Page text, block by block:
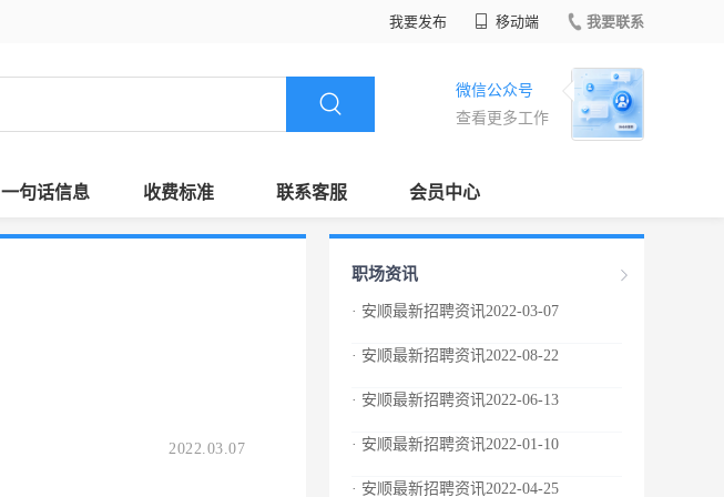
我要发布 移动端 我要联系
微信公众号
查看更多工作
一句话信息 收费标准 联系客服 会员中心
2022.03.07
职场资讯
· 安顺最新招聘资讯2022-03-07
· 安顺最新招聘资讯2022-08-22
· 安顺最新招聘资讯2022-06-13
· 安顺最新招聘资讯2022-01-10
· 安顺最新招聘资讯2022-04-25